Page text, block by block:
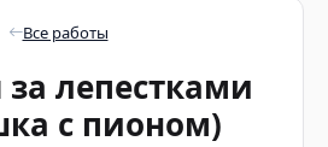
Все работы
лепестками
с пионом)